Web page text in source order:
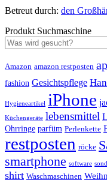
Betreut durch: den
Produkt Suchmaschine
Amazon amazon restposten
fashion Gesichtspflege
Hygieneartikel iPhone
Küchengeräte lebensmittel
Ohrringe parfüm Perlenkette
restposten röcke
smartphone software
shirt Waschmaschinen